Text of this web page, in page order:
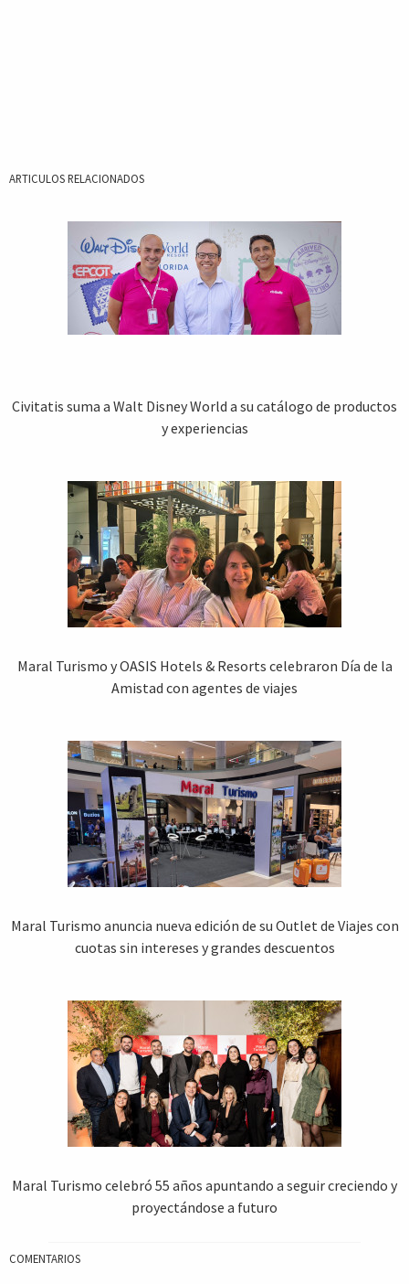
ARTICULOS RELACIONADOS
Civitatis suma a Walt Disney World a su catálogo de productos
y experiencias
Maral Turismo y OASIS Hotels & Resorts celebraron Día de la
Amistad con agentes de viajes
Maral Turismo anuncia nueva edición de su Outlet de Viajes con
cuotas sin intereses y grandes descuentos
Maral Turismo celebró 55 años apuntando a seguir creciendo y
proyectándose a futuro
COMENTARIOS